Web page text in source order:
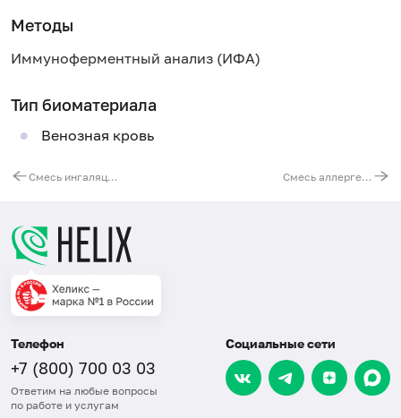
Методы
Иммуноферментный анализ (ИФА)
Тип биоматериала
Венозная кровь
Смесь ингаляционных аллергенов № 8 (IgE): эпителий кошки, Dermatophagoides pteronyssinus, берёза, перхоть собаки, полынь обыкновенная, тимофеевка, рожь культивированная, плесневый гриб (Cladosporium herbarum) Смесь аллергенов плесени № 1 (IgG): Penicillium notatum, Aspergillus fumigatus, Alternaria tenuis, Cladosporium herbarum, Candida albicans
Телефон
+7 (800) 700 03 03
Ответим на любые вопросы
по работе и услугам
Социальные сети